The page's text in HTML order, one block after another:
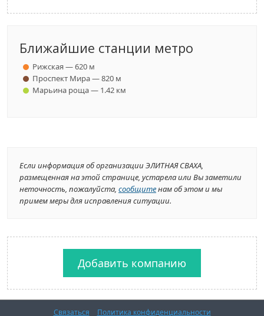
Ближайшие станции метро
Рижская — 620 м
Проспект Мира — 820 м
Марьина роща — 1.42 км
Если информация об организации ЭЛИТНАЯ СВАХА,
размещенная на этой странице, устарела или Вы заметили
неточность, пожалуйста, сообщитенам об этом и мы
примем меры для исправления ситуации.
Добавить компанию
Связаться Политика конфиденциальности